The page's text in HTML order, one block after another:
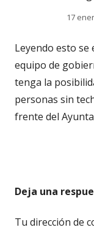
17
Leyendo esto se
equipo de
tenga la
personas sin
frente del
Deja una
Tu dirección de